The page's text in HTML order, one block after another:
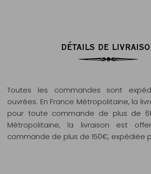
DÉTAILS DE
Toutes les commandes sont
ouvrées. En France Métropolitaine, la
pour toute commande de plus de
Métropolitaine, la livraison est
commande de plus de 150€, expédiée